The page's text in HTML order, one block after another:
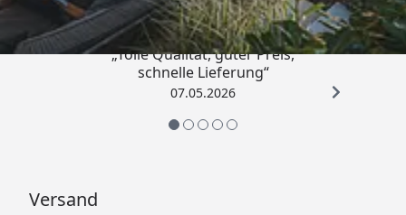
Leiter (B x T)
129 × 54 cm
Wellenrutsche (L x B x H)
232 x 50 x 30 cm
Benutzbar durch
Paketmaße (B x T x H)
„Tolle Qualität, guter Preis,
schnelle Lieferung“
07.05.2026
Versand